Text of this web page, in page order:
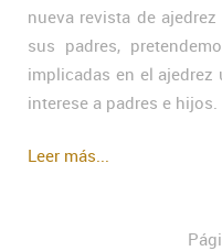
nueva revista de
sus padres,
implicadas en el
interese a padres e hijos.
Leer más...